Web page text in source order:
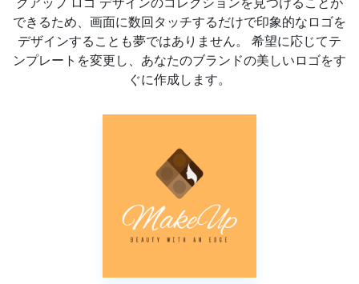
できるため、画面に数回タッチするだけで印象的なロゴを
デザインすることも夢ではありません。 希望に応じてテ
ンプレートを変更し、あなたのブランドの美しいロゴをす
ぐに作成します。